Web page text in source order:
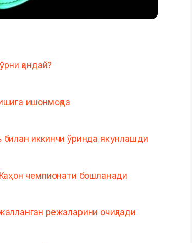
қандай?
ишонмоқда
иккинчи ўринда якунлашди
чемпионати бошланади
режаларини очиқлади